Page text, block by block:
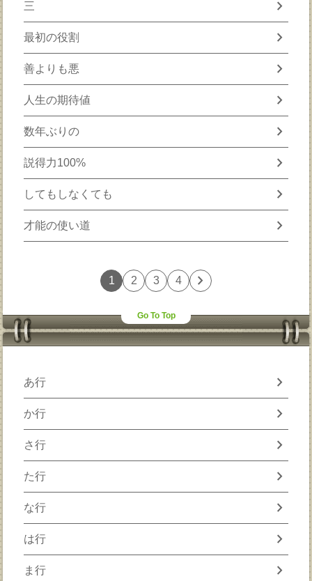
三 chevron_right
最初の役割 chevron_right
善よりも悪 chevron_right
人生の期待値 chevron_right
数年ぶりの chevron_right
説得力100% chevron_right
してもしなくても chevron_right
才能の使い道 chevron_right
1 2 3 4 chevron_right
Go To Top
あ行 chevron_right
か行 chevron_right
さ行 chevron_right
た行 chevron_right
な行 chevron_right
は行 chevron_right
ま行 chevron_right